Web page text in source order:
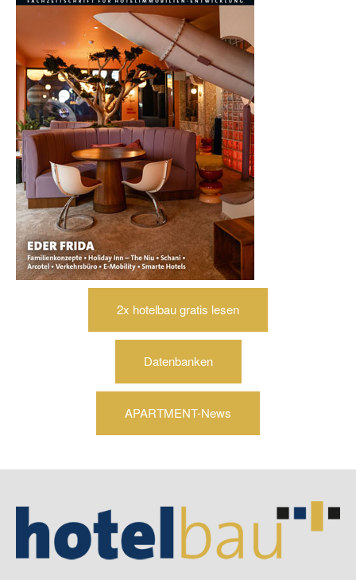
2x hotelbau gratis lesen
Datenbanken
APARTMENT-News